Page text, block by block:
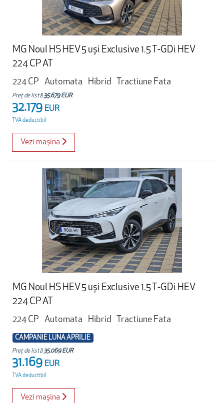
MG Noul HS HEV 5 uși Exclusive 1.5 T-GDi HEV
224 CP AT
224 CP
Automata Hibrid Tractiune Fata
Preț de listă 35.679 EUR
32.179 EUR
TVA deductibil
Vezi mașina
MG Noul HS HEV 5 uși Exclusive 1.5 T-GDi HEV
224 CP AT
224 CP
Automata Hibrid Tractiune Fata
CAMPANIE LUNA APRILIE
Preț de listă 35.069 EUR
31.169 EUR
TVA deductibil
Vezi mașina